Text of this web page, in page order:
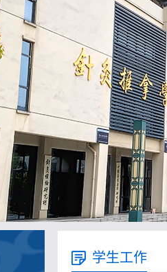
学生工作